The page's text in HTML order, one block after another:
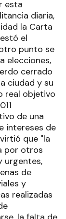
esta
diaria,
la Carta
el
punto se
elecciones,
cerrado
ciudad y su
real objetivo
de una
intereses de
que "la
por otros
urgentes,
de
y
realizadas